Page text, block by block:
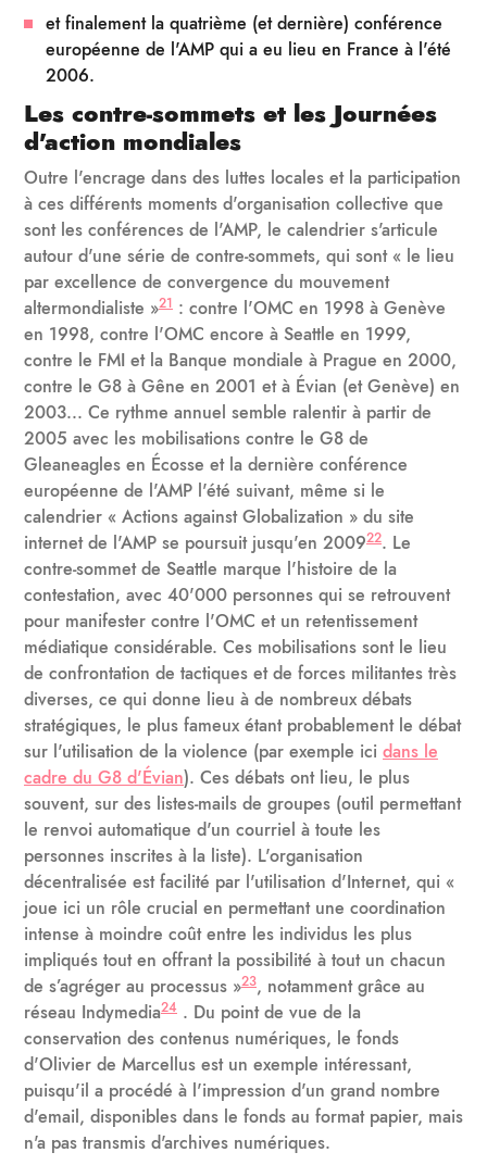
et finalement la quatrième (et dernière) conférence
européenne de l'AMP qui a eu lieu en France à l'été
2006.
Les contre-sommets et les Journées
d'action mondiales
Outre l'encrage dans des luttes locales et la participation
à ces différents moments d'organisation collective que
sont les conférences de l'AMP, le calendrier s'articule
autour d'une série de contre-sommets, qui sont « le lieu
par excellence de convergence du mouvement
altermondialiste »21 : contre l'OMC en 1998 à Genève
en 1998, contre l'OMC encore à Seattle en 1999,
contre le FMI et la Banque mondiale à Prague en 2000,
contre le G8 à Gêne en 2001 et à Évian (et Genève) en
2003... Ce rythme annuel semble ralentir à partir de
2005 avec les mobilisations contre le G8 de
Gleaneagles en Écosse et la dernière conférence
européenne de l'AMP l'été suivant, même si le
calendrier « Actions against Globalization » du site
internet de l'AMP se poursuit jusqu'en 200922. Le
contre-sommet de Seattle marque l'histoire de la
contestation, avec 40'000 personnes qui se retrouvent
pour manifester contre l'OMC et un retentissement
médiatique considérable. Ces mobilisations sont le lieu
de confrontation de tactiques et de forces militantes très
diverses, ce qui donne lieu à de nombreux débats
stratégiques, le plus fameux étant probablement le débat
sur l'utilisation de la violence (par exemple ici dans le
cadre du G8 d'Évian). Ces débats ont lieu, le plus
souvent, sur des listes-mails de groupes (outil permettant
le renvoi automatique d'un courriel à toute les
personnes inscrites à la liste). L'organisation
décentralisée est facilité par l'utilisation d'Internet, qui «
joue ici un rôle crucial en permettant une coordination
intense à moindre coût entre les individus les plus
impliqués tout en offrant la possibilité à tout un chacun
de s’agréger au processus »23, notamment grâce au
réseau Indymedia24 . Du point de vue de la
conservation des contenus numériques, le fonds
d'Olivier de Marcellus est un exemple intéressant,
puisqu'il a procédé à l'impression d'un grand nombre
d'email, disponibles dans le fonds au format papier, mais
n'a pas transmis d'archives numériques.